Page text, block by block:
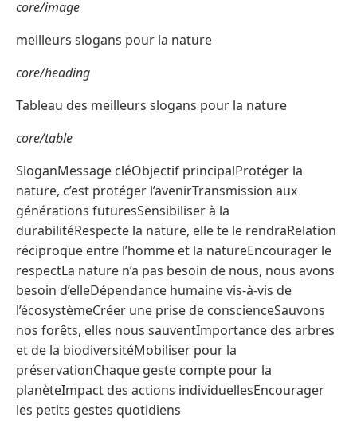
core/image
meilleurs slogans pour la nature
core/heading
Tableau des meilleurs slogans pour la nature
core/table
SloganMessage cléObjectif principalProtéger la
nature, c’est protéger l’avenirTransmission aux
générations futuresSensibiliser à la
durabilitéRespecte la nature, elle te le rendraRelation
réciproque entre l’homme et la natureEncourager le
respectLa nature n’a pas besoin de nous, nous avons
besoin d’elleDépendance humaine vis-à-vis de
l’écosystèmeCréer une prise de conscienceSauvons
nos forêts, elles nous sauventImportance des arbres
et de la biodiversitéMobiliser pour la
préservationChaque geste compte pour la
planèteImpact des actions individuellesEncourager
les petits gestes quotidiens